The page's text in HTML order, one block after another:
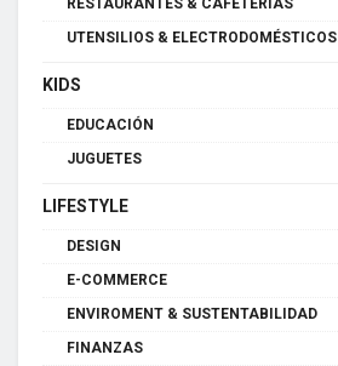
RESTAURANTES & CAFETERÍAS
UTENSILIOS & ELECTRODOMÉSTICOS
KIDS
EDUCACIÓN
JUGUETES
LIFESTYLE
DESIGN
E-COMMERCE
ENVIROMENT & SUSTENTABILIDAD
FINANZAS